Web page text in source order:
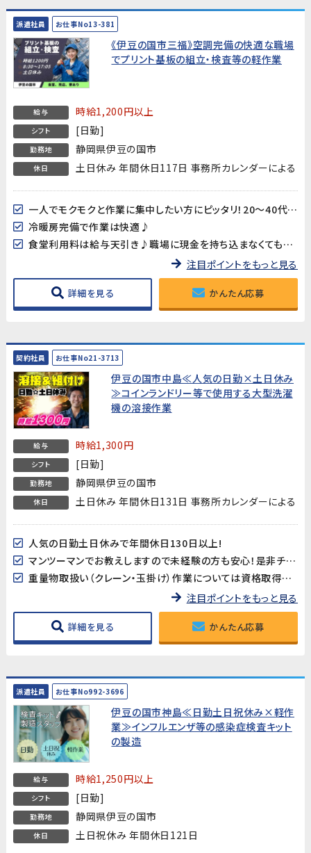
派遣社員 お仕事No13-381
《伊豆の国市三福》空調完備の快適な職場
でプリント基板の組立・検査等の軽作業
給与 時給1,200円以上
シフト [日勤]
勤務地 静岡県伊豆の国市
休日 土日休み 年間休日117日 事務所カレンダーによる
一人でモクモクと作業に集中したい方にピッタリ！20～40代男女多数活躍中!!
冷暖房完備で作業は快適♪
食堂利用料は給与天引き♪職場に現金を持ち込まなくても大丈夫♪
注目ポイントをもっと見る
詳細を見る かんたん応募
契約社員 お仕事No21-3713
伊豆の国市中島≪人気の日勤×土日休み
≫コインランドリー等で使用する大型洗濯
機の溶接作業
給与 時給1,300円
シフト [日勤]
勤務地 静岡県伊豆の国市
休日 土日休み 年間休日131日 事務所カレンダーによる
人気の日勤土日休みで年間休日130日以上!
マンツーマンでお教えしますので未経験の方も安心！是非チャレンジしてみてください！
重量物取扱い（クレーン・玉掛け）作業については資格取得支援が有ります！
注目ポイントをもっと見る
詳細を見る かんたん応募
派遣社員 お仕事No992-3696
伊豆の国市神島≪日勤土日祝休み×軽作
業≫インフルエンザ等の感染症検査キット
の製造
給与 時給1,250円以上
シフト [日勤]
勤務地 静岡県伊豆の国市
休日 土日祝休み 年間休日121日